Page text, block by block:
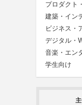
プロダクト
建築・イン
ビジネス・
デジタル・
音楽・エン
学生向け